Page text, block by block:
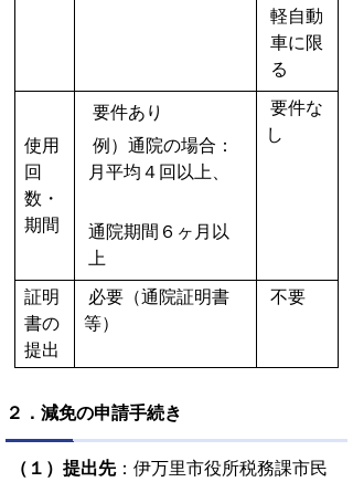
軽自動
車に限
る
使用
回
数・
期間
要件あり
例）通院の場合：
月平均４回以上、
通院期間６ヶ月以
上
要件な
し
証明
書の
提出
必要（通院証明書
等）
不要
２．減免の申請手続き
（１）提出先：伊万里市役所税務課市民